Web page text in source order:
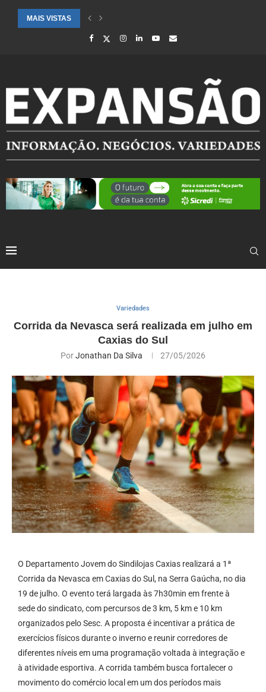
MAIS VISTAS
CIDADES ATENDIDAS PELO SEBRAE RS SÃO DESTAQUE EM
Variedades
Corrida da Nevasca será realizada em julho em
Caxias do Sul
PorJonathan Da Silva 27/05/2026
O Departamento Jovem do Sindilojas Caxias realizará a 1ª
Corrida da Nevasca em Caxias do Sul, na Serra Gaúcha, no dia
19 de julho. O evento terá largada às 7h30min em frente à
sede do sindicato, com percursos de 3 km, 5 km e 10 km
organizados pelo Sesc. A proposta é incentivar a prática de
exercícios físicos durante o inverno e reunir corredores de
diferentes níveis em uma programação voltada à integração e
à atividade esportiva. A corrida também busca fortalecer o
movimento do comércio local em um dos períodos mais